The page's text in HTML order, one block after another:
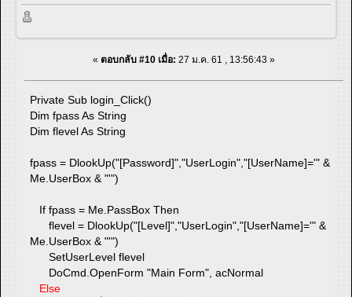
« ตอบกลับ #10 เมื่อ: 27 ม.ค. 61 , 13:56:43 »
Private Sub login_Click()
Dim fpass As String
Dim flevel As String
fpass = DlookUp("[Password]","UserLogin","[UserName]='" &
Me.UserBox & "'")
If fpass = Me.PassBox Then
flevel = DlookUp("[Level]","UserLogin","[UserName]='" &
Me.UserBox & "'")
SetUserLevel flevel
DoCmd.OpenForm "Main Form", acNormal
Else